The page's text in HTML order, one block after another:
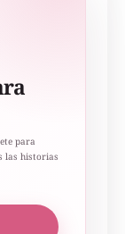
para
las historias